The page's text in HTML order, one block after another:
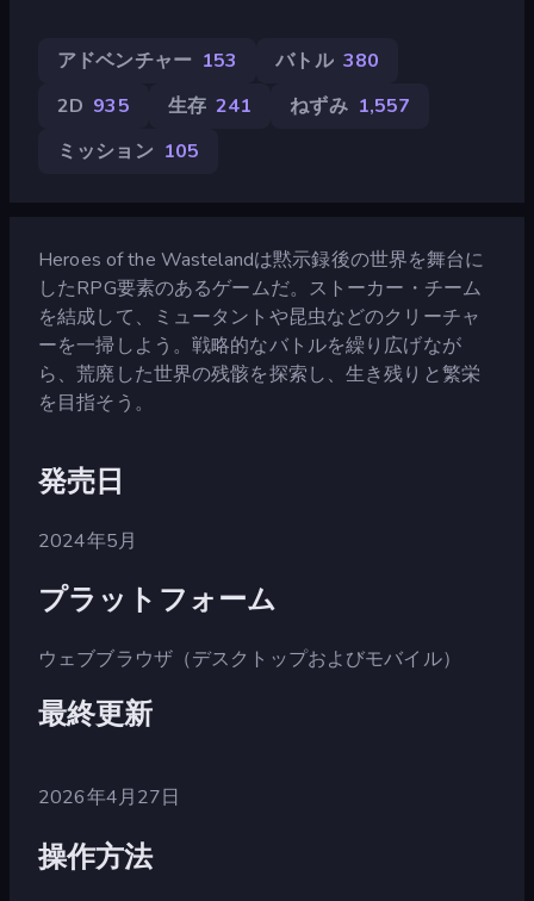
アドベンチャー 153 バトル 380
2D 935 生存 241 ねずみ 1,557
ミッション 105
Heroes of the Wastelandは黙示録後の世界を舞台に
したRPG要素のあるゲームだ。ストーカー・チーム
を結成して、ミュータントや昆虫などのクリーチャ
ーを一掃しよう。戦略的なバトルを繰り広げなが
ら、荒廃した世界の残骸を探索し、生き残りと繁栄
を目指そう。
発売日
2024年5月
プラットフォーム
ウェブブラウザ（デスクトップおよびモバイル）
最終更新
2026年4月27日
操作方法